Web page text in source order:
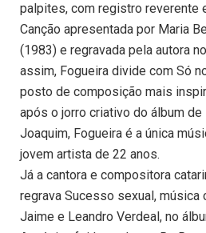
palpites, com registro reverente
Canção apresentada por Maria
(1983) e regravada pela autora
assim, Fogueira divide com Só
posto de composição mais
após o jorro criativo do álbum de
Joaquim, Fogueira é a única
jovem artista de 22 anos.
Já a cantora e compositora
regrava Sucesso sexual, música
Jaime e Leandro Verdeal, no